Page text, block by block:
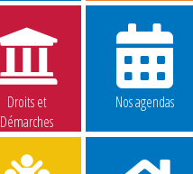
Droits et
Démarches
Nos agendas